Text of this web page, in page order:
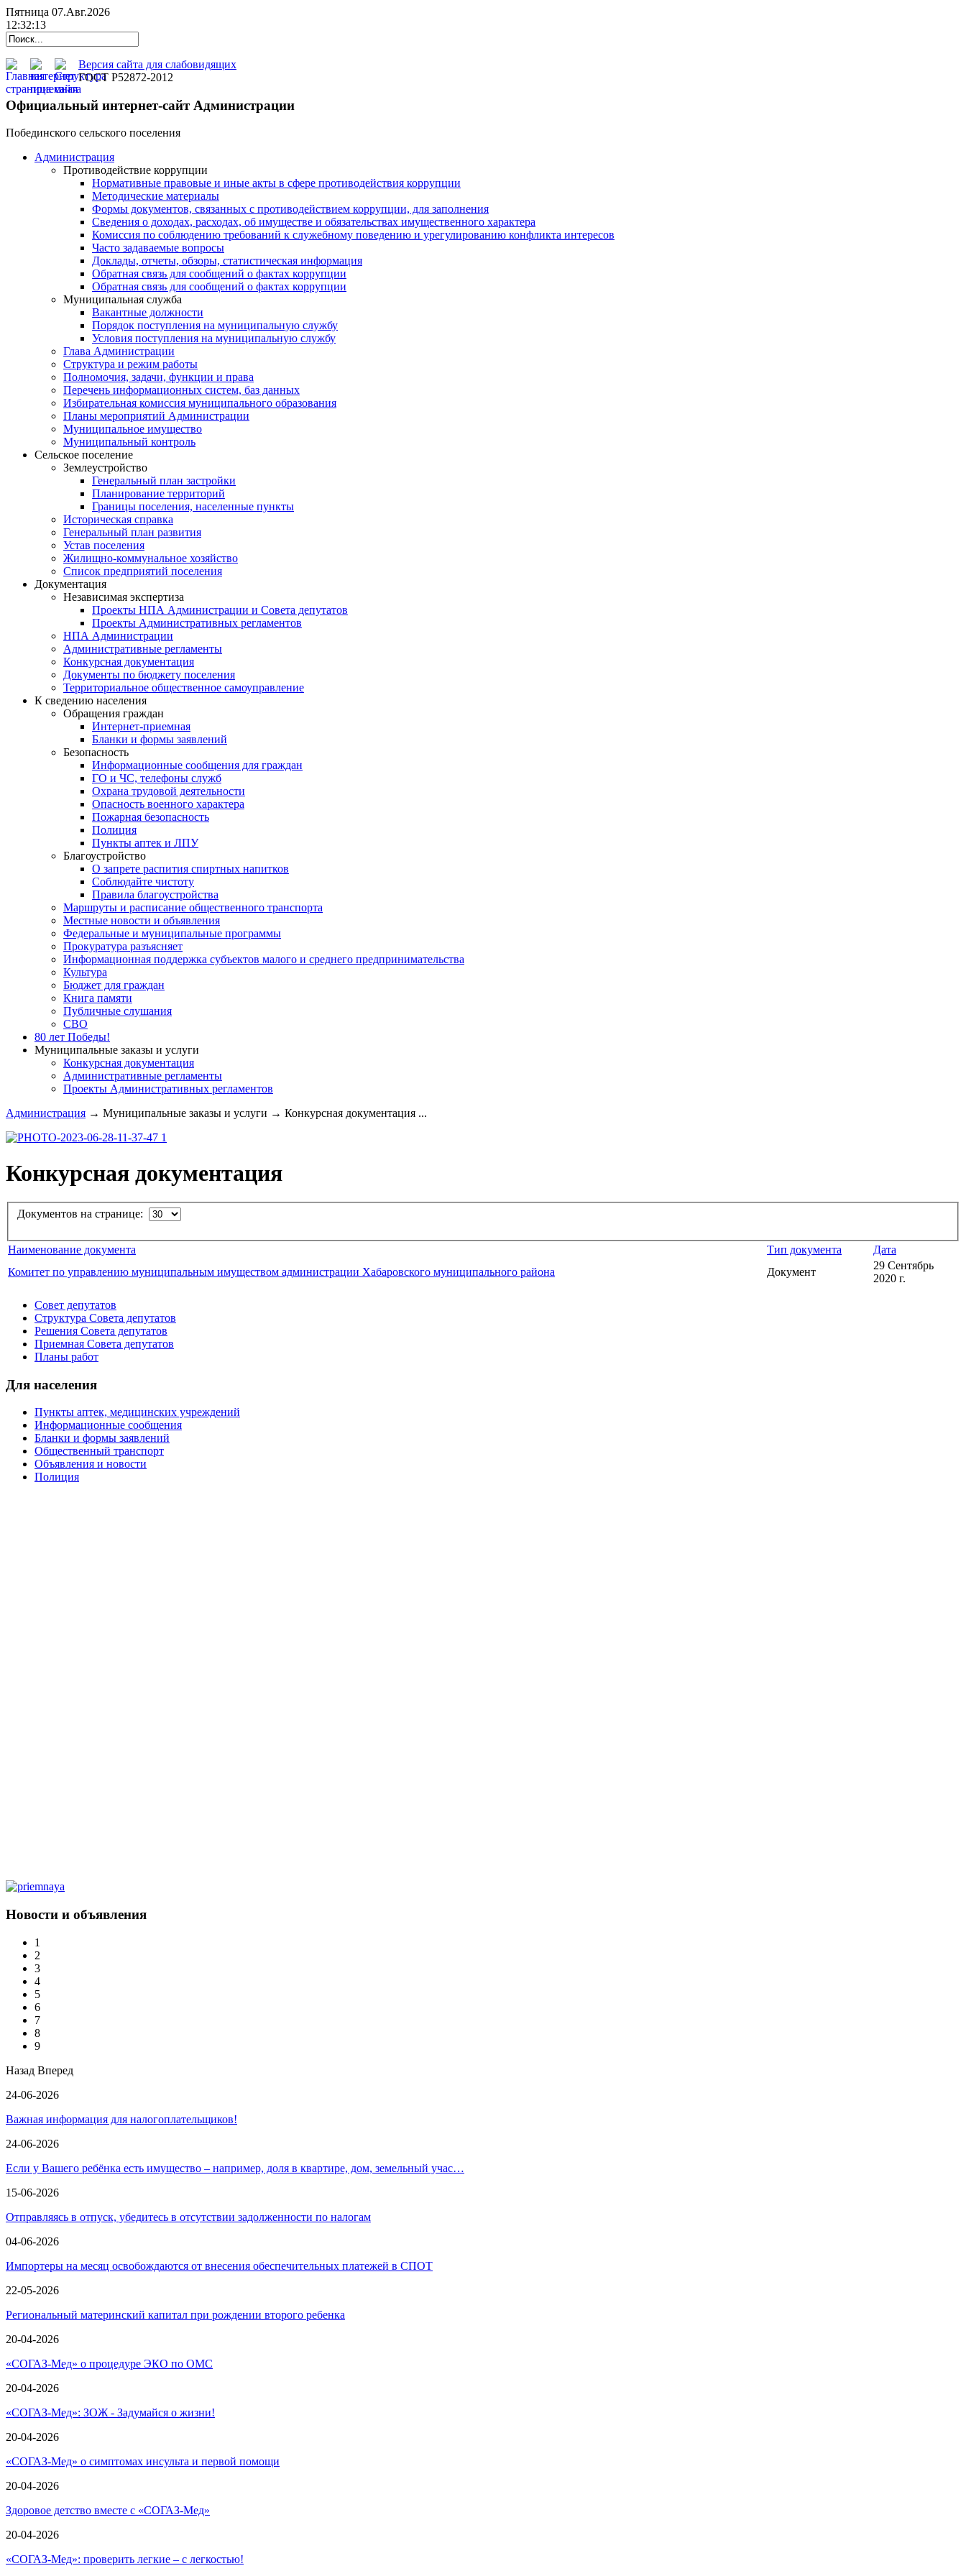
Пятница 07.Авг.2026
12:32:13
Версия сайта для слабовидящих
ГОСТ Р52872-2012
Официальный интернет-сайт Администрации
Побединского сельского поселения
Администрация
Противодействие коррупции
Нормативные правовые и иные акты в сфере противодействия коррупции
Методические материалы
Формы документов, связанных с противодействием коррупции, для заполнения
Сведения о доходах, расходах, об имуществе и обязательствах имущественного характера
Комиссия по соблюдению требований к служебному поведению и урегулированию конфликта интересов
Часто задаваемые вопросы
Доклады, отчеты, обзоры, статистическая информация
Обратная связь для сообщений о фактах коррупции
Обратная связь для сообщений о фактах коррупции
Муниципальная служба
Вакантные должности
Порядок поступления на муниципальную службу
Условия поступления на муниципальную службу
Глава Администрации
Структура и режим работы
Полномочия, задачи, функции и права
Перечень информационных систем, баз данных
Избирательная комиссия муниципального образования
Планы мероприятий Администрации
Муниципальное имущество
Муниципальный контроль
Сельское поселение
Землеустройство
Генеральный план застройки
Планирование территорий
Границы поселения, населенные пункты
Историческая справка
Генеральный план развития
Устав поселения
Жилищно-коммунальное хозяйство
Список предприятий поселения
Документация
Независимая экспертиза
Проекты НПА Администрации и Совета депутатов
Проекты Административных регламентов
НПА Администрации
Административные регламенты
Конкурсная документация
Документы по бюджету поселения
Территориальное общественное самоуправление
К сведению населения
Обращения граждан
Интернет-приемная
Бланки и формы заявлений
Безопасность
Информационные сообщения для граждан
ГО и ЧС, телефоны служб
Охрана трудовой деятельности
Опасность военного характера
Пожарная безопасность
Полиция
Пункты аптек и ЛПУ
Благоустройство
О запрете распития спиртных напитков
Соблюдайте чистоту
Правила благоустройства
Маршруты и расписание общественного транспорта
Местные новости и объявления
Федеральные и муниципальные программы
Прокуратура разъясняет
Информационная поддержка субъектов малого и среднего предпринимательства
Культура
Бюджет для граждан
Книга памяти
Публичные слушания
СВО
80 лет Победы!
Муниципальные заказы и услуги
Конкурсная документация
Административные регламенты
Проекты Административных регламентов
Администрация → Муниципальные заказы и услуги → Конкурсная документация ...
Конкурсная документация
Документов на странице:
Наименование документа Тип документа
Дата
Комитет по управлению муниципальным имуществом администрации Хабаровского муниципального района
Документ
29 Сентябрь
2020 г.
Совет депутатов
Структура Совета депутатов
Решения Совета депутатов
Приемная Совета депутатов
Планы работ
Для населения
Пункты аптек, медицинских учреждений
Информационные сообщения
Бланки и формы заявлений
Общественный транспорт
Объявления и новости
Полиция
Новости и объявления
1
2
3
4
5
6
7
8
9
Назад Вперед
24-06-2026
Важная информация для налогоплательщиков!
24-06-2026
Если у Вашего ребёнка есть имущество – например, доля в квартире, дом, земельный учас…
15-06-2026
Отправляясь в отпуск, убедитесь в отсутствии задолженности по налогам
04-06-2026
Импортеры на месяц освобождаются от внесения обеспечительных платежей в СПОТ
22-05-2026
Региональный материнский капитал при рождении второго ребенка
20-04-2026
«СОГАЗ-Мед» о процедуре ЭКО по ОМС
20-04-2026
«СОГАЗ-Мед»: ЗОЖ - Задумайся о жизни!
20-04-2026
«СОГАЗ-Мед» о симптомах инсульта и первой помощи
20-04-2026
Здоровое детство вместе с «СОГАЗ-Мед»
20-04-2026
«СОГАЗ-Мед»: проверить легкие – с легкостью!